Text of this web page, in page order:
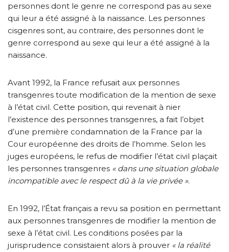
personnes dont le genre ne correspond pas au sexe
qui leur a été assigné à la naissance. Les personnes
cisgenres sont, au contraire, des personnes dont le
genre correspond au sexe qui leur a été assigné à la
naissance.
Avant 1992, la France refusait aux personnes
transgenres toute modification de la mention de sexe
à l’état civil. Cette position, qui revenait à nier
l’existence des personnes transgenres, a fait l’objet
d’une première condamnation de la France par la
Cour européenne des droits de l’homme. Selon les
juges européens, le refus de modifier l’état civil plaçait
les personnes transgenres « dans une situation globale
incompatible avec le respect dû à la vie privée ».
En 1992, l’État français a revu sa position en permettant
aux personnes transgenres de modifier la mention de
sexe à l’état civil. Les conditions posées par la
jurisprudence consistaient alors à prouver « la réalité